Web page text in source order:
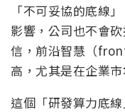
「不可妥協的底線
影響，公司也不會
信，前沿智慧（
高，尤其是在企業市
這個「研發算力底